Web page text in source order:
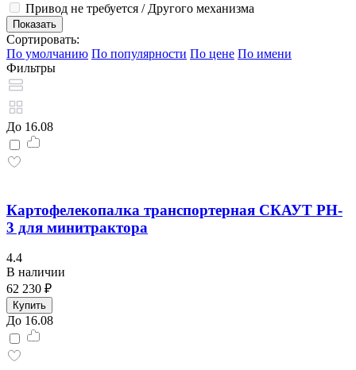
Привод не требуется / Другого механизма
Сортировать:
По умолчанию По популярности По цене По имени
Фильтры
До 16.08
Картофелекопалка транспортерная СКАУТ PH-
3 для минитрактора
4.4
В наличии
62 230 ₽
Купить
До 16.08